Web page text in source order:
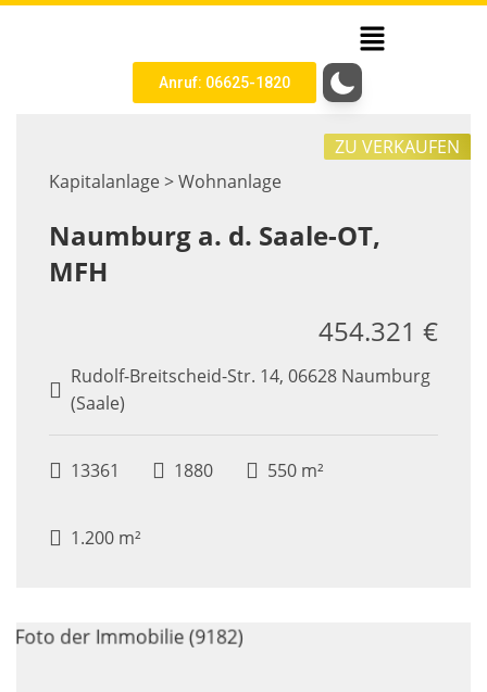
Anruf: 06625-1820
Kapitalanlage > Wohnanlage
ZU VERKAUFEN
Naumburg a. d. Saale-OT,
MFH
Rudolf-Breitscheid-Str. 14, 06628 Naumburg
(Saale)
454.321 €
13361 1880 550 m²
1.200 m²